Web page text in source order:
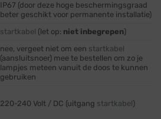
IP67 (door deze hoge beschermingsgraad
beter geschikt voor permanente installatie)
startkabel (let op: niet inbegrepen)
nee, vergeet niet om een startkabel
(aansluitsnoer) mee te bestellen om zo je
lampjes meteen vanuit de doos te kunnen
gebruiken
220-240 Volt / DC (uitgang startkabel)